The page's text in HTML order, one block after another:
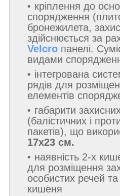
кріплення до
спорядження
бронежилета,
здійснюється за
Velcro панелі.
видами
інтегрована
рядів для
елементів
габарити
(балістичних і
пакетів), що
17х23 см.
наявність 2-х
для розміщення
особистих речей
кишеня